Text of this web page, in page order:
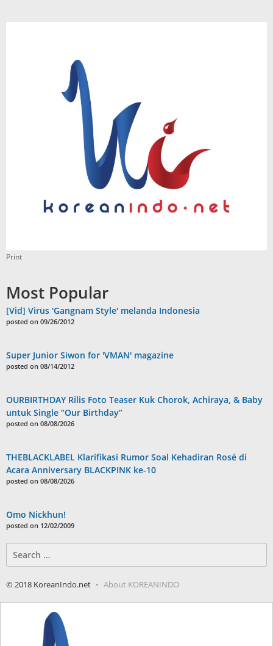
Print
Most Popular
[Vid] Virus 'Gangnam Style' melanda Indonesia
posted on 09/26/2012
Super Junior Siwon for 'VMAN' magazine
posted on 08/14/2012
OURBIRTHDAY Rilis Foto Teaser Kuk Chorok, Achiraya, & Baby
untuk Single “Our Birthday”
posted on 08/08/2026
THEBLACKLABEL Klarifikasi Rumor Soal Kehadiran Rosé di
Acara Anniversary BLACKPINK ke-10
posted on 08/08/2026
Omo Nickhun!
posted on 12/02/2009
for:
© 2018 KoreanIndo.net About KOREANINDO